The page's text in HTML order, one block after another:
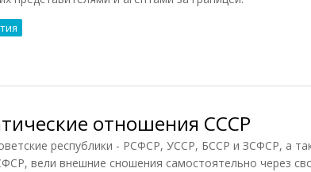
отношения СССР
республики - РСФСР, УССР, БССР и ЗСФСР, а
вели внешние сношения самостоятельно через